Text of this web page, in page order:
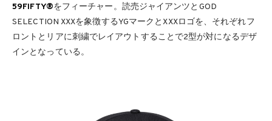
59FIFTY®をフィーチャー。読売ジャイアンツとGOD
SELECTION XXXを象徴するYGマークとXXXロゴを、それぞれフ
ロントとリアに刺繍でレイアウトすることで2型が対になるデザ
インとなっている。